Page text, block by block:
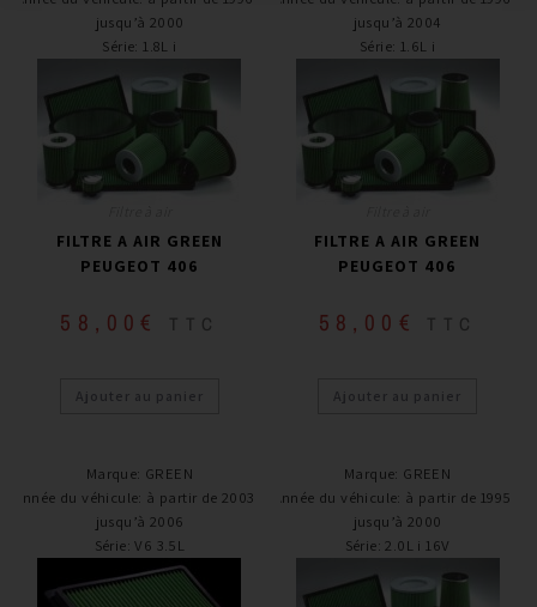
jusqu’à 2000
Série:1.8L i
FILTRE A AIR GREEN
PEUGEOT 406
58,00 € TTC
Ajouter au panier
jusqu’à 2004
Série: 1.6L i
FILTRE A AIR GREEN
PEUGEOT 406
58,00 € TTC
Ajouter au panier
Marque: GREEN
Année du véhicule: à partir de 2003 /
jusqu’à 2006
Série:V6 3.5L
Marque: GREEN
Année du véhicule: à partir de 1995 /
jusqu’à 2000
Série:2.0L i 16V